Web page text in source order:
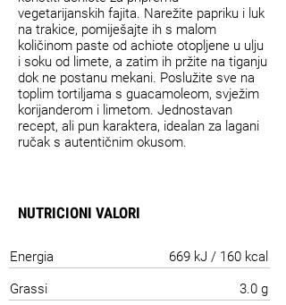
vegetarijanskih fajita. Narežite papriku i luk
na trakice, pomiješajte ih s malom
količinom paste od achiote otopljene u ulju
i soku od limete, a zatim ih pržite na tiganju
dok ne postanu mekani. Poslužite sve na
toplim tortiljama s guacamoleom, svježim
korijanderom i limetom. Jednostavan
recept, ali pun karaktera, idealan za lagani
ručak s autentičnim okusom.
NUTRICIONI VALORI
Energia
669 kJ / 160 kcal
Grassi
3.0 g